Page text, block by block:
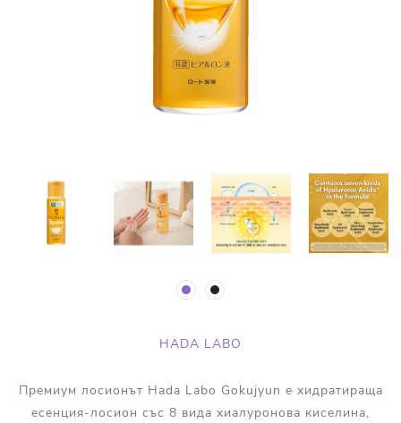
HADA LABO
Премиум лосионът Hada Labo Gokujyun е хидратираща
есенция-лосион със 8 вида хиалуронова киселина,